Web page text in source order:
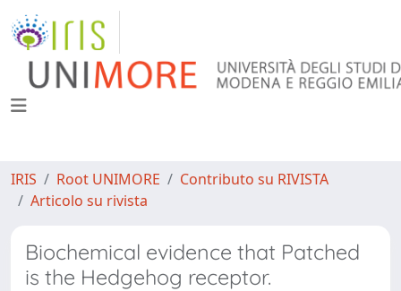
IRIS Root UNIMORE
Contributo su RIVISTA
Articolo su rivista
Biochemical evidence that Patched
is the Hedgehog receptor.